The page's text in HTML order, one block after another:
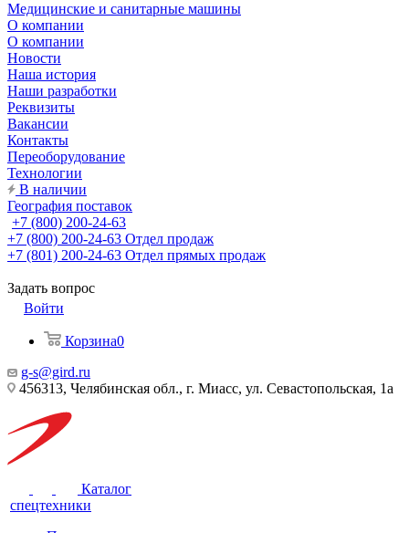
Медицинские и санитарные машины
О компании
О компании
Новости
Наша история
Наши разработки
Реквизиты
Вакансии
Контакты
Переоборудование
Технологии
В наличии
География поставок
+7 (800) 200-24-63
+7 (800) 200-24-63 Отдел продаж
+7 (801) 200-24-63 Отдел прямых продаж
Задать вопрос
Войти
Корзина0
g-s@gird.ru
456313, Челябинская обл., г. Миасс, ул. Севастопольская, 1а
Каталог
спецтехники